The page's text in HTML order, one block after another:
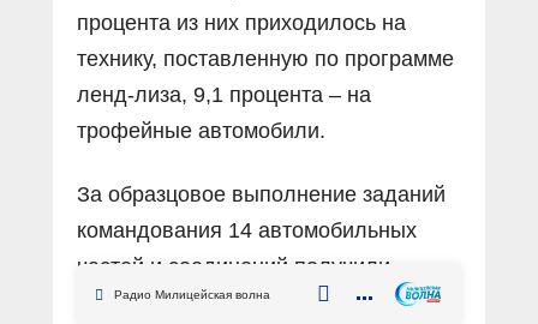
процента из них приходилось на
технику, поставленную по программе
ленд-лиза, 9,1 процента – на
трофейные автомобили.
За образцовое выполнение заданий
командования 14 автомобильных
частей и соединений получили
почётные наименования, 94
Радио Милицейская волна